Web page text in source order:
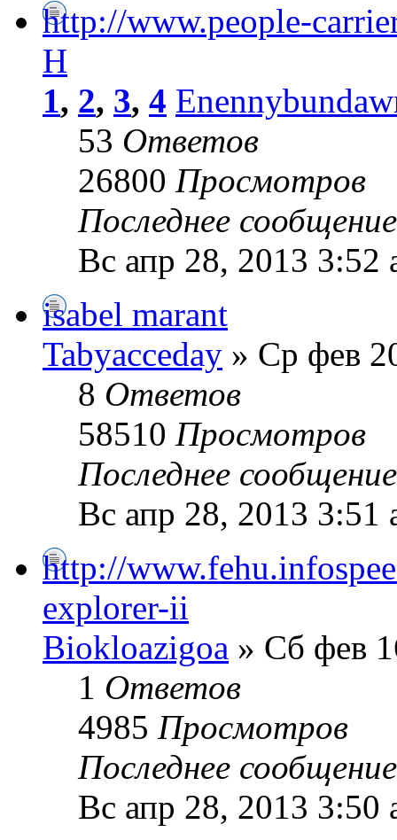
http://www.people-
H
1, 2, 3, 4
53 Ответов
26800 Просмотров
Последнее
Вс апр 28, 2013 3:52
isabel marant
Tabyacceday » Ср фев
8 Ответов
58510 Просмотров
Последнее
Вс апр 28, 2013 3:51
http://
explorer-ii
Biokloazigoa » Сб фев
1 Ответов
4985 Просмотров
Последнее
Вс апр 28, 2013 3:50